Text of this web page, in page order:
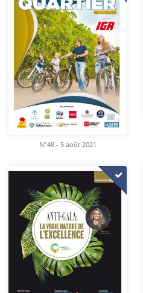
N°48 - 5 août 2021